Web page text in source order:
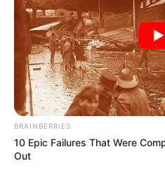
BRAINBERRIES
10 Epic Failures That Were
Out